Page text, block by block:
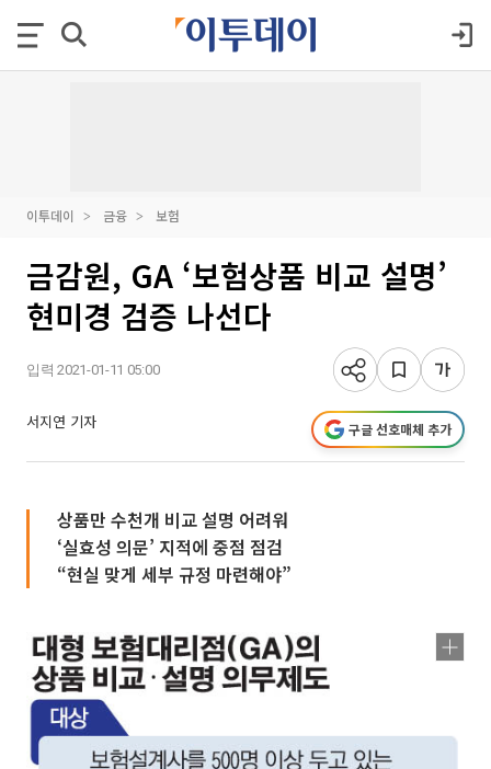
이투데이 금융 보험
금감원, GA ‘보험상품 비교 설명’
현미경 검증 나선다
입력 2021-01-11 05:00
서지연 기자 구글 선호매체 추가
상품만 수천개 비교 설명 어려워
‘실효성 의문’ 지적에 중점 점검
“현실 맞게 세부 규정 마련해야”